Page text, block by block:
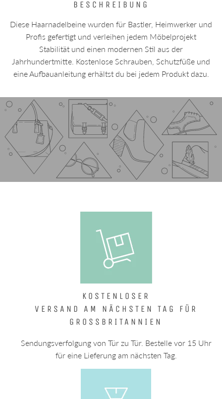
BESCHREIBUNG
Diese Haarnadelbeine wurden für Bastler, Heimwerker und
Profis gefertigt und verleihen jedem Möbelprojekt
Stabilität und einen modernen Stil aus der
Jahrhundertmitte. Kostenlose Schrauben, Schutzfüße und
eine Aufbauanleitung erhältst du bei jedem Produkt dazu.
KOSTENLOSER
VERSAND AM NÄCHSTEN TAG FÜR
GROSSBRITANNIEN
Sendungsverfolgung von Tür zu Tür. Bestelle vor 15 Uhr
für eine Lieferung am nächsten Tag.